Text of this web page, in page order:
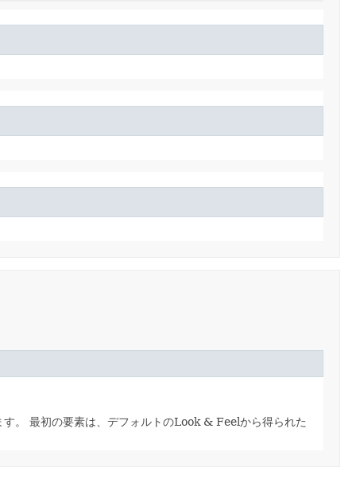
。
最初の要素は、デフォルトのLook & Feelから得られた